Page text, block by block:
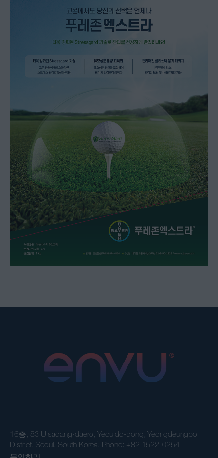
16층, 83 Uisadang-daero, Yeouido-dong, Yeongdeungpo
District, Seoul, South Korea. Phone: +82 1522-0254